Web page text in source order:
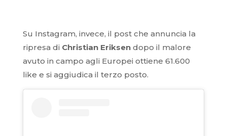
Su Instagram, invece, il post che annuncia la
ripresa di Christian Eriksen dopo il malore
avuto in campo agli Europei ottiene 61.600
like e si aggiudica il terzo posto.